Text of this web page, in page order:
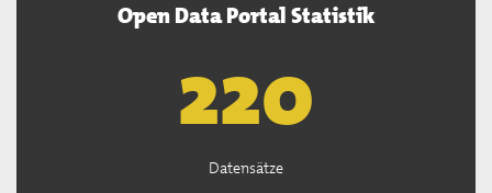
Open Data Portal Statistik
222
Datensätze